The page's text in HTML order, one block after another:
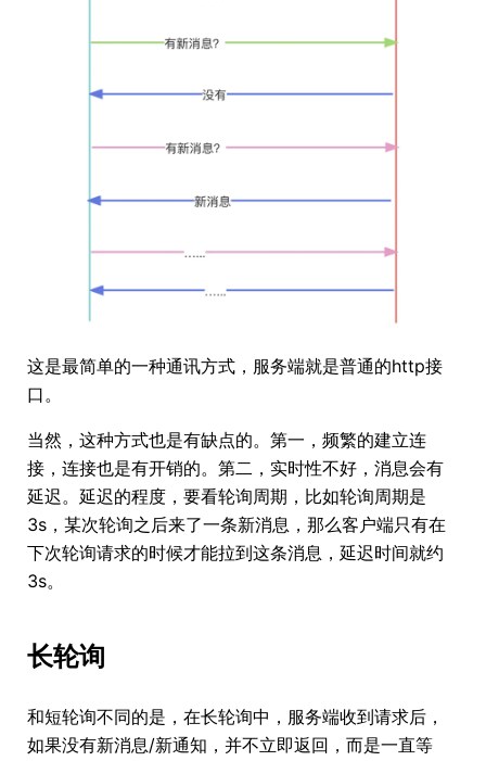
这是最简单的一种通讯方式，服务端就是普通的http接
口。
当然，这种方式也是有缺点的。第一，频繁的建立连
接，连接也是有开销的。第二，实时性不好，消息会有
延迟。延迟的程度，要看轮询周期，比如轮询周期是
3s，某次轮询之后来了一条新消息，那么客户端只有在
下次轮询请求的时候才能拉到这条消息，延迟时间就约
3s。
长轮询
和短轮询不同的是，在长轮询中，服务端收到请求后，
如果没有新消息/新通知，并不立即返回，而是一直等